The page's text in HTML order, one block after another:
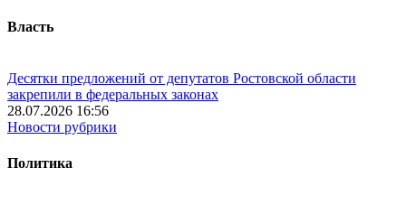
Власть
Десятки предложений от депутатов Ростовской области
закрепили в федеральных законах
28.07.2026 16:56
Новости рубрики
Политика